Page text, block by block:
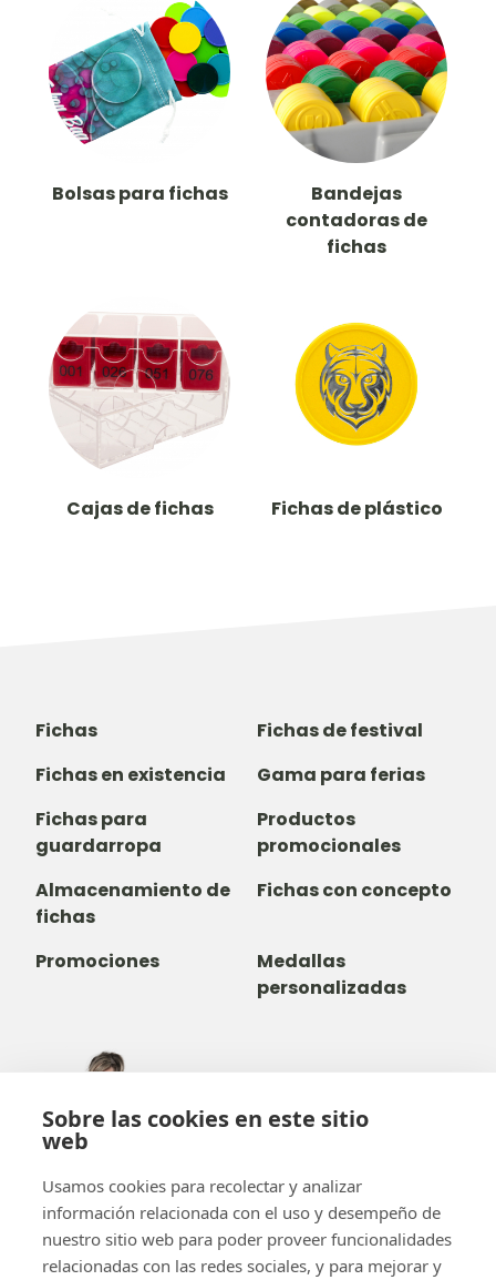
Sobre las cookies en este sitio
web
Usamos cookies para recolectar y analizar
información relacionada con el uso y desempeño de
nuestro sitio web para poder proveer funcionalidades
relacionadas con las redes sociales, y para mejorar y
Bolsas para fichas
Bandejas
contadoras de
fichas
Cajas de fichas Fichas de plástico
Fichas
Fichas de festival
Fichas en existencia
Gama para ferias
Fichas para
guardarropa
Productos
promocionales
Almacenamiento de
fichas
Fichas con concepto
Promociones
Medallas
personalizadas
800-842-9551 (LLAMADA GRATUITA)
Facebook
Instagram
YouTube
LinkedIn